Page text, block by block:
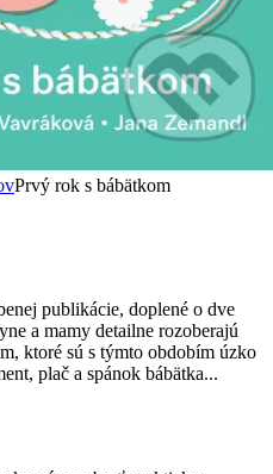
Prvý rok s bábätkom
publikácie, doplené o dve
a mamy detailne rozoberajú
ktoré sú s týmto obdobím úzko
plač a spánok bábätka...